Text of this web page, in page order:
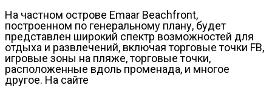
На частном острове Emaar Beachfront,
построенном по генеральному плану, будет
представлен широкий спектр возможностей для
отдыха и развлечений, включая торговые точки FB,
игровые зоны на пляже, торговые точки,
расположенные вдоль променада, и многое
другое. На сайте